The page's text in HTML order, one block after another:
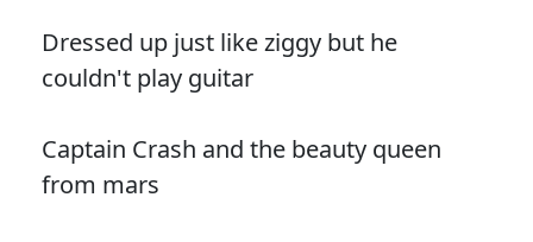
Dressed up just like ziggy but he
couldn't play guitar
Captain Crash and the beauty queen
from mars